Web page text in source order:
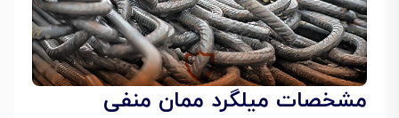
مشخصات میلگرد ممان منفی